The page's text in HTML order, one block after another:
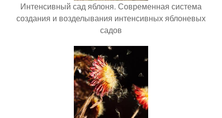
Интенсивный сад яблоня. Современная система
создания и возделывания интенсивных яблоневых
садов